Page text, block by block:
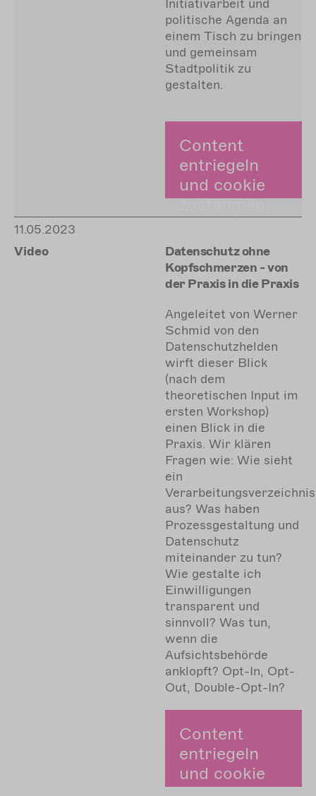
Initiativarbeit und
politische Agenda an
einem Tisch zu bringen
und gemeinsam
Stadtpolitik zu
gestalten.
Content
entriegeln
und cookie
zustimmen.
Zustimmen
11.05.2023
Video
Datenschutz ohne
Kopfschmerzen - von
der Praxis in die Praxis
Angeleitet von Werner
Schmid von den
Datenschutzhelden
wirft dieser Blick
(nach dem
theoretischen Input im
ersten Workshop)
einen Blick in die
Praxis. Wir klären
Fragen wie: Wie sieht
ein
Verarbeitungsverzeichnis
aus? Was haben
Prozessgestaltung und
Datenschutz
miteinander zu tun?
Wie gestalte ich
Einwilligungen
transparent und
sinnvoll? Was tun,
wenn die
Aufsichtsbehörde
anklopft? Opt-In, Opt-
Out, Double-Opt-In?
Content
entriegeln
und cookie